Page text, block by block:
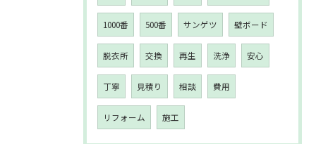
1000番 500番 サンゲツ 壁ボード
脱衣所 交換 再生 洗浄 安心
丁寧 見積り 相談 費用
リフォーム 施工